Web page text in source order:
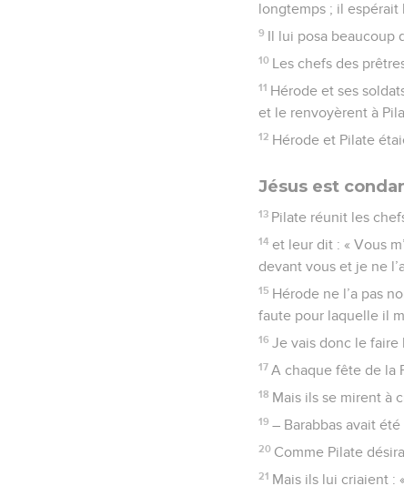
longtemps ; il espérait
9 Il lui posa beaucoup
10 Les chefs des
11 Hérode et ses
et le renvoyèrent à
12 Hérode et Pilate
Jésus est
13 Pilate réunit les
14 et leur dit : « Vous
devant vous et je ne
15 Hérode ne l’a pas
faute pour laquelle il
16 Je vais donc le faire
17 A chaque fête de la
18 Mais ils se mirent à
19 – Barabbas avait
20 Comme Pilate
21 Mais ils lui criaient :